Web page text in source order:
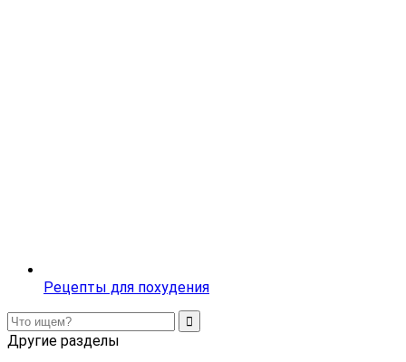
Рецепты для похудения
Другие разделы